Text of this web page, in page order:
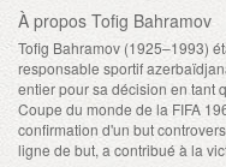
À propos Tofig Bahramov
Tofig Bahramov (1925–1993)
responsable sportif
entier pour sa décision en tant
Coupe du monde de la FIFA
confirmation d'un but
ligne de but, a contribué à la